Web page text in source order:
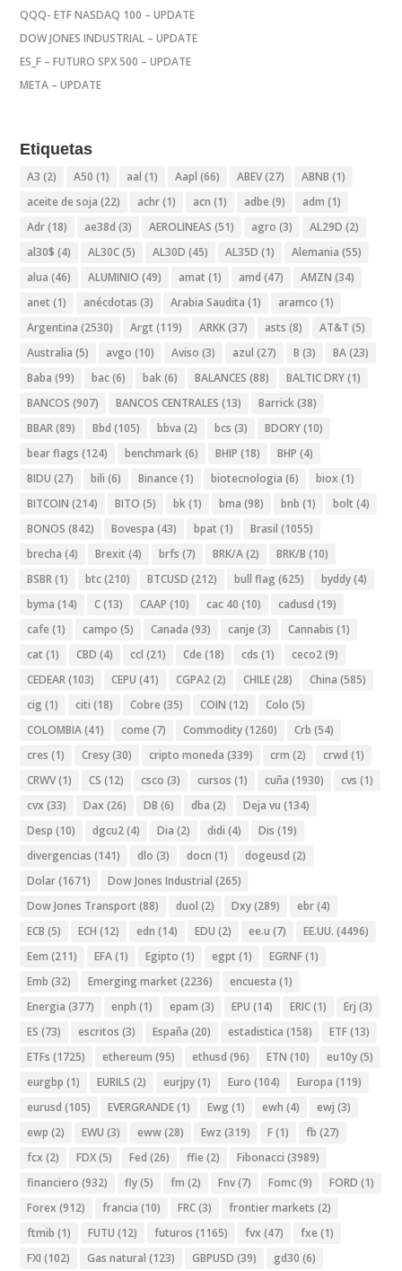
QQQ- ETF NASDAQ 100 – UPDATE
DOW JONES INDUSTRIAL – UPDATE
ES_F – FUTURO SPX 500 – UPDATE
META – UPDATE
Etiquetas
A3 (2) A50 (1) aal (1) Aapl (66) ABEV(27) ABNB (1)
aceite de soja (22) achr(1) acn (1) adbe (9) adm (1)
Adr(18) ae38d (3) AEROLINEAS (51) agro (3) AL29D (2)
al30$ (4) AL30C(5) AL30D (45) AL35D (1) Alemania (55)
alua (46) ALUMINIO (49) amat (1) amd (47) AMZN (34)
anet (1) anécdotas (3) Arabia Saudita (1) aramco (1)
Argentina (2530) Argt (119) ARKK(37) asts (8) AT&T (5)
Australia (5) avgo (10) Aviso (3) azul (27) B (3) BA(23)
Baba (99) bac(6) bak(6) BALANCES (88) BALTIC DRY(1)
BANCOS (907) BANCOS CENTRALES (13) Barrick(38)
BBAR(89) Bbd (105) bbva (2) bcs (3) BDORY(10)
bear flags (124) benchmark(6) BHIP (18) BHP (4)
BIDU (27) bili (6) Binance (1) biotecnologia (6) biox (1)
BITCOIN (214) BITO (5) bk(1) bma (98) bnb (1) bolt (4)
BONOS (842) Bovespa (43) bpat (1) Brasil (1055)
brecha (4) Brexit (4) brfs (7) BRK/A(2) BRK/B (10)
BSBR(1) btc(210) BTCUSD (212) bull flag (625) byddy(4)
byma (14) C(13) CAAP (10) cac 40 (10) cadusd (19)
cafe (1) campo (5) Canada (93) canje (3) Cannabis (1)
cat (1) CBD (4) ccl (21) Cde (18) cds (1) ceco2(9)
CEDEAR(103) CEPU (41) CGPA2(2) CHILE(28) China (585)
cig (1) citi (18) Cobre (35) COIN (12) Colo (5)
COLOMBIA(41) come (7) Commodity(1260) Crb (54)
cres (1) Cresy(30) cripto moneda (339) crm (2) crwd (1)
CRWV(1) CS (12) csco (3) cursos (1) cuña (1930) cvs (1)
cvx (33) Dax (26) DB (6) dba (2) Deja vu (134)
Desp (10) dgcu2(4) Dia (2) didi (4) Dis (19)
divergencias (141) dlo (3) docn (1) dogeusd (2)
Dolar(1671) Dow Jones Industrial (265)
Dow Jones Transport (88) duol (2) Dxy(289) ebr(4)
ECB (5) ECH (12) edn (14) EDU (2) ee.u (7) EE.UU. (4496)
Eem (211) EFA(1) Egipto (1) egpt (1) EGRNF(1)
Emb (32) Emerging market (2236) encuesta (1)
Energia (377) enph (1) epam (3) EPU (14) ERIC(1) Erj (3)
ES (73) escritos (3) España (20) estadistica (158) ETF(13)
ETFs (1725) ethereum (95) ethusd (96) ETN (10) eu10y(5)
eurgbp (1) EURILS (2) eurjpy(1) Euro (104) Europa (119)
eurusd (105) EVERGRANDE(1) Ewg (1) ewh (4) ewj (3)
ewp (2) EWU (3) eww(28) Ewz (319) F(1) fb (27)
fcx (2) FDX(5) Fed (26) ffie (2) Fibonacci (3989)
financiero (932) fly(5) fm (2) Fnv(7) Fomc(9) FORD (1)
Forex (912) francia (10) FRC(3) frontier markets (2)
ftmib (1) FUTU (12) futuros (1165) fvx (47) fxe (1)
FXI (102) Gas natural (123) GBPUSD (39) gd30 (6)